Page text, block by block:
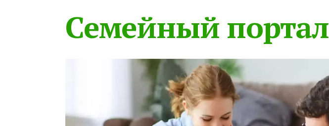
Семейный портал